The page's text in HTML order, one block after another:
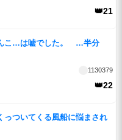
👑21
んこ…は嘘でした。 …半分
1130379
👑22
っついてくる風船に悩まされ